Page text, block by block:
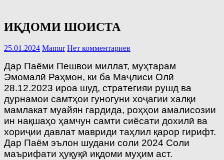
ИҚДОМИ ШОИСТА
25.01.2024 Mamur Нет комментариев
Дар Паёми Пешвои миллат, муҳтарам
Эмомалӣ Раҳмон, ки ба Маҷлиси Олӣ
28.12.2023 ироа шуд, стратегияи рушд ва
дурнамои самтҳои гуногуни хоҷагии халқи
мамлакат муайян гардида, роҳҳои амалисозии
ин нақшаҳо ҳамчун самти сиёсати дохилӣ ва
хориҷии давлат мавриди таҳлил қарор гирифт.
Дар Паём эълон шудани соли 2024 Соли
маърифати ҳуқуқӣ иқдоми муҳим аст.